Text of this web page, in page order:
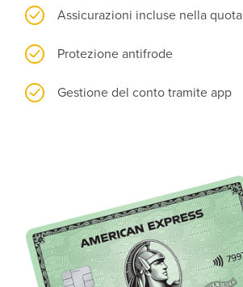
Assicurazioni incluse nella quota
Protezione antifrode
Gestione del conto tramite app